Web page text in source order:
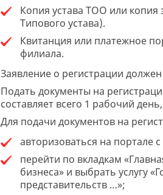
Копия устава ТОО или копия
Типового устава).
Квитанция или платежное
филиала.
Заявление о регистрации
Подать документы на
составляет всего 1 рабочий
Для подачи документов на
авторизоваться на
перейти по вкладкам
бизнеса» и выбрать услугу
представительств …»;